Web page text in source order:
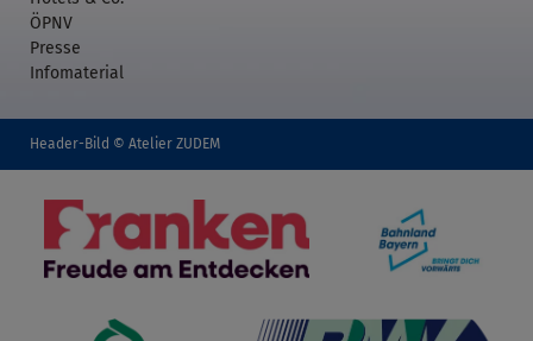
ÖPNV
Presse
Infomaterial
Header-Bild © Atelier ZUDEM